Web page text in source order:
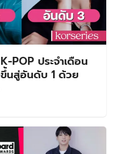
POP ประจำเดือน
นสู่อันดับ 1 ด้วย